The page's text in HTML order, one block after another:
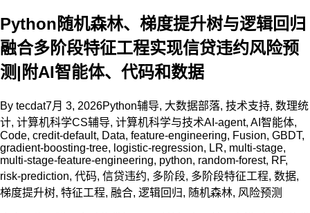
Python随机森林、梯度提升树与逻辑回归
融合多阶段特征工程实现信贷违约风险预
测|附AI智能体、代码和数据
By tecdat7月 3, 2026Python辅导, 大数据部落, 技术支持, 数理统
计, 计算机科学CS辅导, 计算机科学与技术AI-agent, AI智能体,
Code, credit-default, Data, feature-engineering, Fusion, GBDT,
gradient-boosting-tree, logistic-regression, LR, multi-stage,
multi-stage-feature-engineering, python, random-forest, RF,
risk-prediction, 代码, 信贷违约, 多阶段, 多阶段特征工程, 数据,
梯度提升树, 特征工程, 融合, 逻辑回归, 随机森林, 风险预测